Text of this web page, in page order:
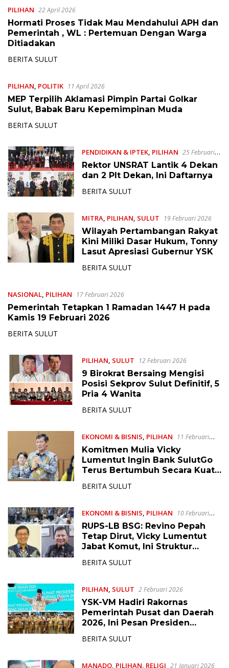
PILIHAN 22 April 2026
Hormati Proses Tidak Mau Mendahului APH dan
Pemerintah , WL : Pertemuan Dengan Warga
Ditiadakan
BERITA SULUT
PILIHAN POLITIK 11 April 2026
MEP Terpilih Aklamasi Pimpin Partai Golkar
Sulut, Babak Baru Kepemimpinan Muda
BERITA SULUT
PENDIDIKAN & IPTEK, PILIHAN 25 Februari
2026
Rektor UNSRAT Lantik 4 Dekan
dan 2 Plt Dekan, Ini Daftarnya
BERITA SULUT
MITRA PILIHAN SULUT 19 Februari 2026
Wilayah Pertambangan Rakyat
Kini Miliki Dasar Hukum, Tonny
Lasut Apresiasi Gubernur YSK
BERITA SULUT
NASIONAL PILIHAN 17 Februari 2026
Pemerintah Tetapkan 1 Ramadan 1447 H pada
Kamis 19 Februari 2026
BERITA SULUT
PILIHAN SULUT 12 Februari 2026
9 Birokrat Bersaing Mengisi
Posisi Sekprov Sulut Definitif, 5
Pria 4 Wanita
BERITA SULUT
EKONOMI & BISNIS PILIHAN
11 Februari
2026
Komitmen Mulia Vicky
Lumentut Ingin Bank SulutGo
Terus Bertumbuh Secara Kuat,
BERITA SULUT
EKONOMI & BISNIS PILIHAN
10 Februari
2026
RUPS-LB BSG: Revino Pepah
Tetap Dirut, Vicky Lumentut
Jabat Komut, Ini Struktur
BERITA SULUT
PILIHAN SULUT 2 Februari 2026
YSK-VM Hadiri Rakornas
Pemerintah Pusat dan Daerah
2026, Ini Pesan Presiden
BERITA SULUT
MANADO, PILIHAN RELIGI 21 Januari 2026